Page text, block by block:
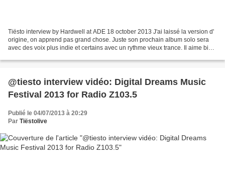
Tiësto interview by Hardwell at ADE 18 october 2013 J'ai laissé la version d'
origine, on apprend pas grand chose. Juste son prochain album solo sera
avec des voix plus indie et certains avec un rythme vieux trance. Il aime bien
@tiesto interview vidéo: Digital Dreams Music
Festival 2013 for Radio Z103.5
Publié le 04/07/2013 à 20:29
Par Tiëstolive